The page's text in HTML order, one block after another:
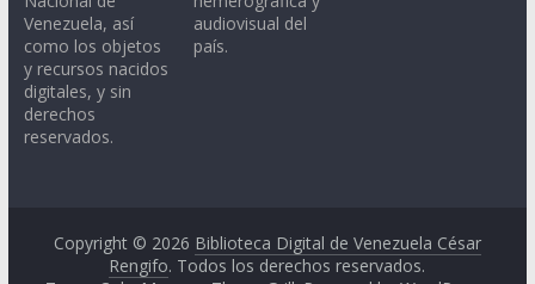
Venezuela, así
como los objetos
y recursos nacidos
digitales, y sin
derechos
reservados.
audiovisual del
país.
Copyright © 2026 Biblioteca Digital de Venezuela César
Rengifo. Todos los derechos reservados.